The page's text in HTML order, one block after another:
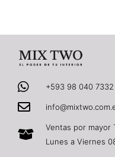
+593 98 040 7332
Ventas por mayor
Lunes a Viernes